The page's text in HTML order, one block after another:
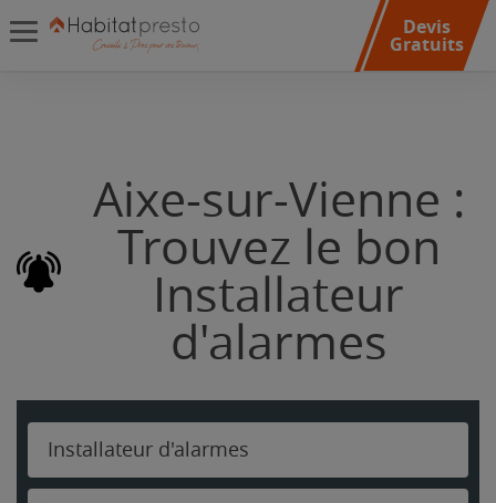
Devis
Gratuits
Aixe-sur-Vienne :
Trouvez le bon
Installateur
d'alarmes
Installateur d'alarmes